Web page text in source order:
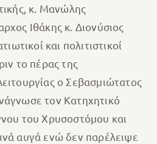
κ. Μανώλης
Ιθάκης κ. Διονύσιος
και πολιτιστικοί
το πέρας της
ο Σεβασμιώτατος
τον Κατηχητικό
του Χρυσοστόμου και
αυγά ενώ δεν παρέλειψε